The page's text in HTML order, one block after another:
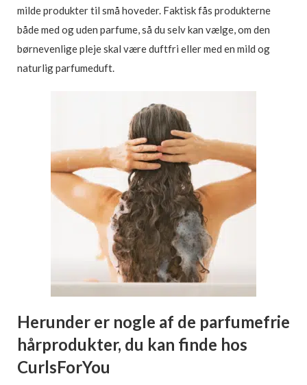
milde produkter til små hoveder. Faktisk fås produkterne
både med og uden parfume, så du selv kan vælge, om den
børnevenlige pleje skal være duftfri eller med en mild og
naturlig parfumeduft.
Herunder er nogle af de parfumefrie
hårprodukter, du kan finde hos
CurlsForYou